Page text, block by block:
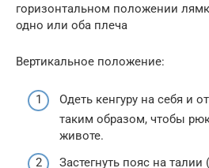
горизонтальном положении
одно или оба плеча
Вертикальное положение:
Одеть кенгуру на себя и
таким образом, чтобы
животе.
Застегнуть пояс на талии